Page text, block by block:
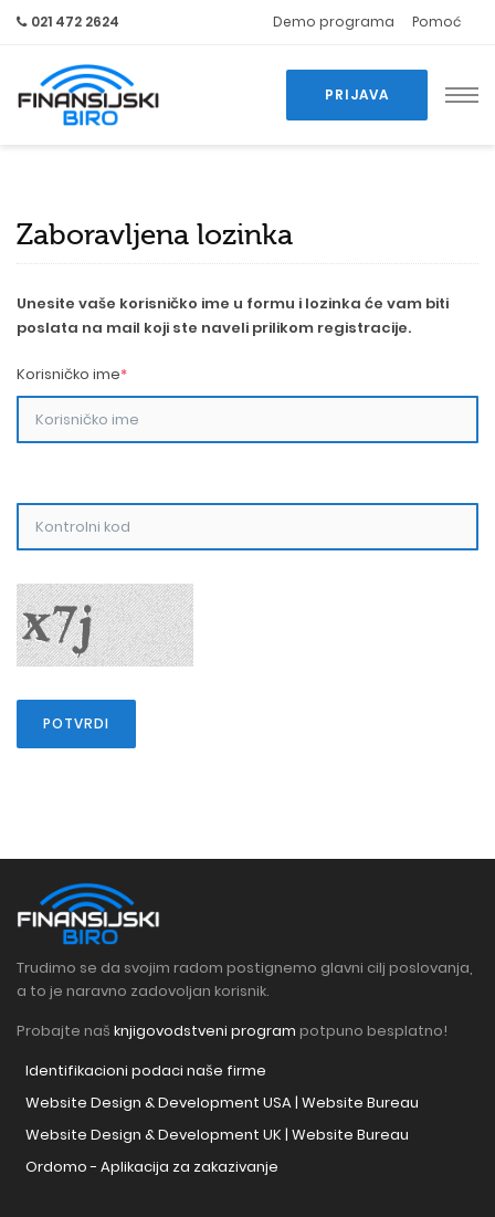
021 472 2624 Demo programa Pomoć
PRIJAVA
Zaboravljena lozinka
Unesite vaše korisničko ime u formu i lozinka će vam biti
poslata na mail koji ste naveli prilikom registracije.
Korisničko ime*
Trudimo se da svojim radom postignemo glavni cilj poslovanja,
a to je naravno zadovoljan korisnik.
Probajte naš knjigovodstveni program potpuno besplatno!
Identifikacioni podaci naše firme
Website Design & Development USA | Website Bureau
Website Design & Development UK | Website Bureau
Ordomo - Aplikacija za zakazivanje